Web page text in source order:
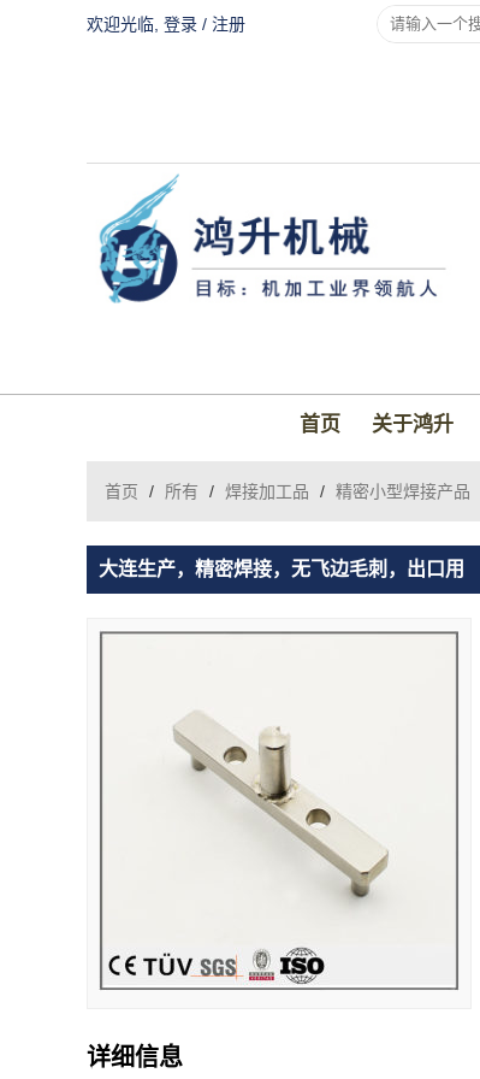
欢迎光临, 登录 / 注册
首页 关于鸿升
首页 / 所有 / 焊接加工品 / 精密小型焊接产品
大连生产，精密焊接，无飞边毛刺，出口用
详细信息